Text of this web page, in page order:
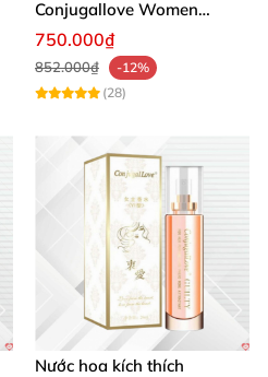
Conjugallove Women
29.5ml hấp dẫn đam mê
750.000₫
852.000₫
-12%
(28)
Nước hoa kích thích